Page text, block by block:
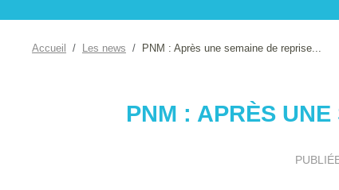
Accueil Les news PNM : Après une semaine de reprise...
PNM : APRÈS